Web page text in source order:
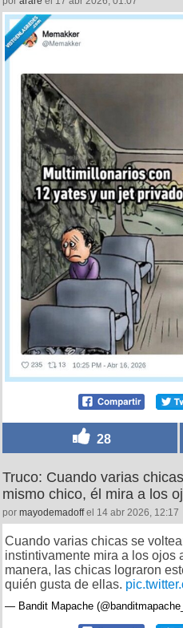
28
Truco: Cuando varias
mismo chico, él mira a los
por mayodemadoffel 14 abr 2026, 12:17
Cuando varias chicas se
instintivamente mira a los ojos
manera, las chicas lograron
quién gusta de ellas.
— Bandit Mapache